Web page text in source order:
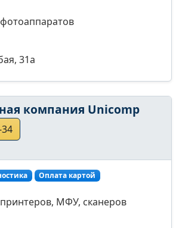
31а
компания Unicomp
Оплата картой
МФУ, сканеров